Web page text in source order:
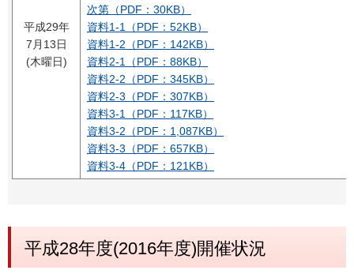
平成29年
7月13日
(木曜日)
次第（PDF：30KB）
資料1-1（PDF：52KB）
資料1-2（PDF：142KB）
資料2-1（PDF：88KB）
資料2-2（PDF：345KB）
資料2-3（PDF：307KB）
資料3-1（PDF：117KB）
資料3-2（PDF：1,087KB）
資料3-3（PDF：657KB）
資料3-4（PDF：121KB）
平成28年度(2016年度)開催状況